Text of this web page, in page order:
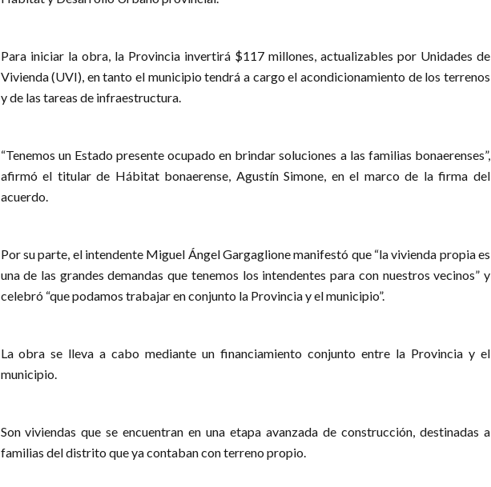
Para iniciar la obra, la Provincia invertirá $117 millones, actualizables por Unidades de
Vivienda (UVI), en tanto el municipio tendrá a cargo el acondicionamiento de los terrenos
y de las tareas de infraestructura.
“Tenemos un Estado presente ocupado en brindar soluciones a las familias bonaerenses”,
afirmó el titular de Hábitat bonaerense, Agustín Simone, en el marco de la firma del
acuerdo.
Por su parte, el intendente Miguel Ángel Gargaglione manifestó que “la vivienda propia es
una de las grandes demandas que tenemos los intendentes para con nuestros vecinos” y
celebró “que podamos trabajar en conjunto la Provincia y el municipio”.
La obra se lleva a cabo mediante un financiamiento conjunto entre la Provincia y el
municipio.
Son viviendas que se encuentran en una etapa avanzada de construcción, destinadas a
familias del distrito que ya contaban con terreno propio.